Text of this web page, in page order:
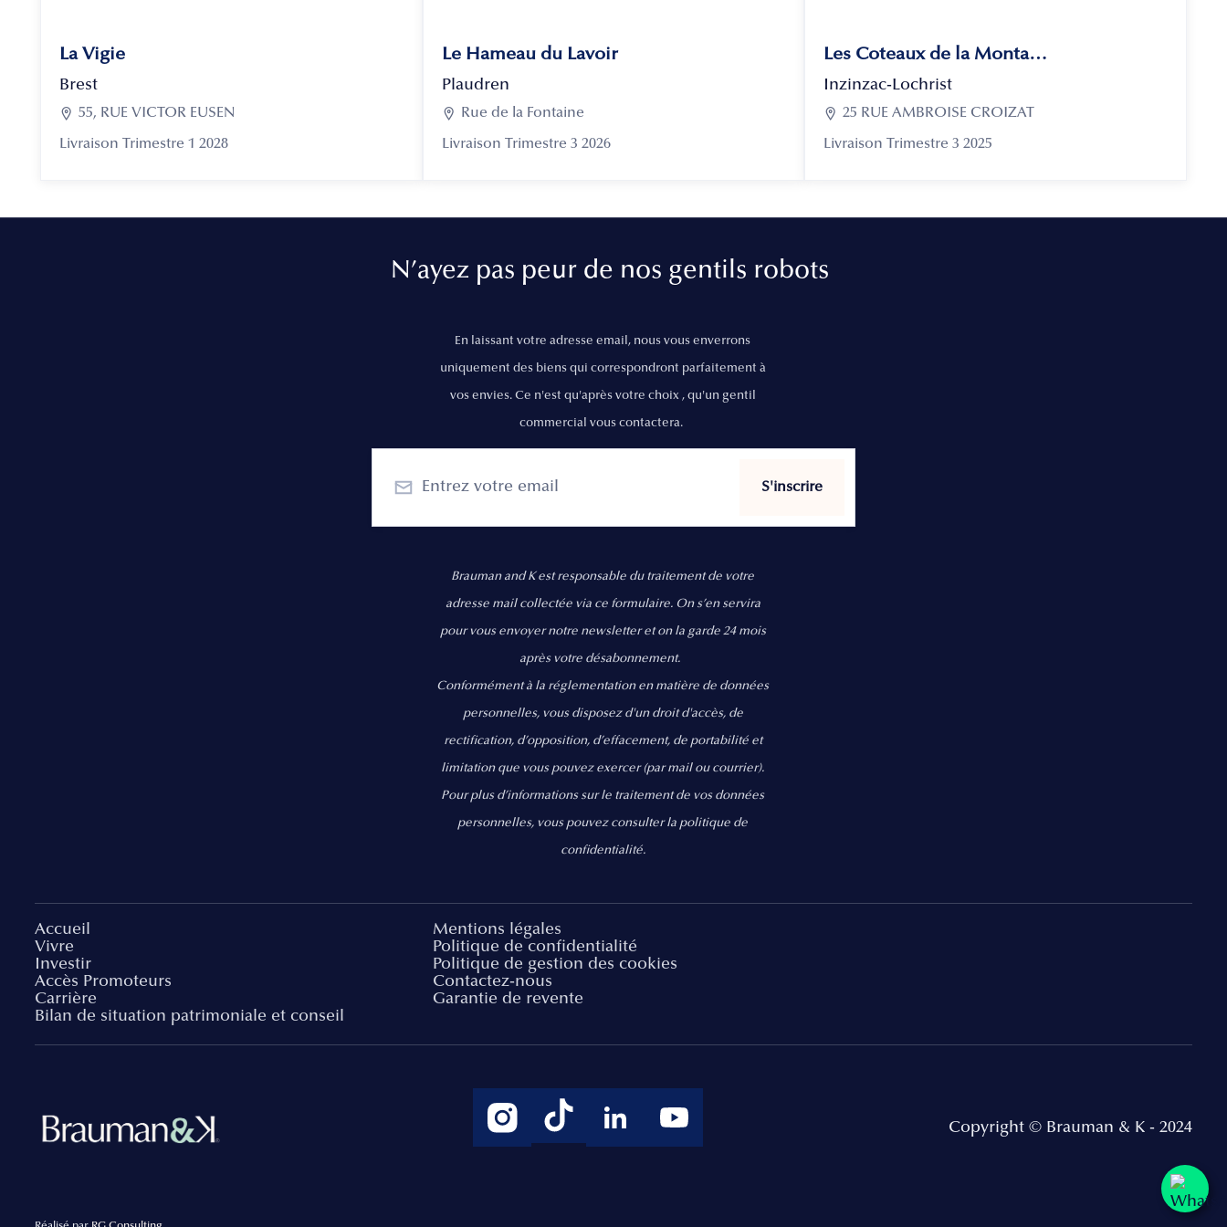
La Vigie
Brest
 55, RUE VICTOR EUSEN
Livraison Trimestre 1 2028
Le Hameau du Lavoir
Plaudren
 Rue de la Fontaine
Livraison Trimestre 3 2026
Les Coteaux de la Montagne
Inzinzac-Lochrist
 25 RUE AMBROISE CROIZAT
Livraison Trimestre 3 2025
N’ayez pas peur de nos gentils robots
En laissant votre adresse email, nous vous enverrons
uniquement des biens qui correspondront parfaitement à
vos envies. Ce n'est qu'après votre choix , qu'un gentil
commercial vous contactera.
Brauman and K est responsable du traitement de votre
adresse mail collectée via ce formulaire. On s’en servira
pour vous envoyer notre newsletter et on la garde 24 mois
après votre désabonnement.
Conformément à la réglementation en matière de données
personnelles, vous disposez d'un droit d'accès, de
rectification, d’opposition, d’effacement, de portabilité et
limitation que vous pouvez exercer(par mail ou courrier).
Pour plus d’informations sur le traitement de vos données
personnelles, vous pouvez consulter la politique de
confidentialité.
Accueil
Vivre
Investir
Accès Promoteurs
Carrière
Bilan de situation patrimoniale et conseil
Mentions légales
Politique de confidentialité
Politique de gestion des cookies
Contactez-nous
Garantie de revente
Copyright © Brauman & K - 2024